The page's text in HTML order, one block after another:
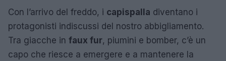
Con l’arrivo del freddo, i capispalla diventano i
protagonisti indiscussi del nostro abbigliamento.
Tra giacche in faux fur, piumini e bomber, c’è un
capo che riesce a emergere e a mantenere la